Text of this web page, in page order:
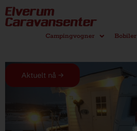
Campingvogner Bobiler
Aktuelt nå →